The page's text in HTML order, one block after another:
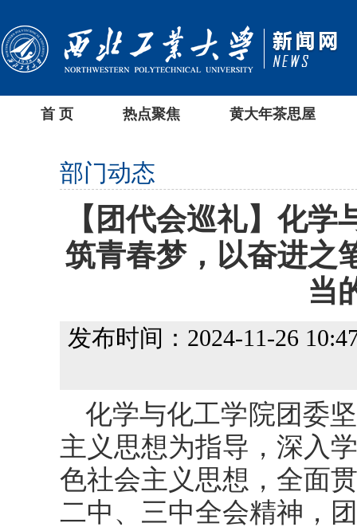
首 页 热点聚焦 黄大年茶思屋
部门动态
【团代会巡礼】化
筑青春梦，以奋进之
当
发布时间：2024-11-26
化学与化工学院团委
主义思想为指导，深入
色社会主义思想，全面
二中、三中全会精神，